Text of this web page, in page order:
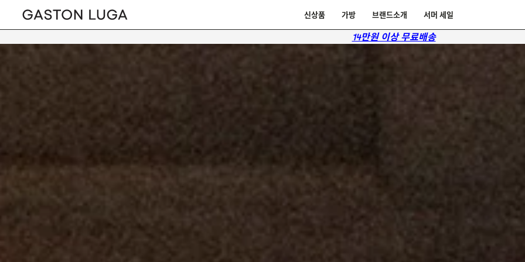
신상품 가방 브랜드소개 서머 세일
14만원 이상 무료배송